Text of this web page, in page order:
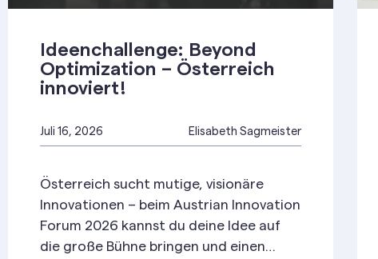
Ideenchallenge: Beyond
Optimization – Österreich
innoviert!
Juli 16, 2026 Elisabeth Sagmeister
Österreich sucht mutige, visionäre
Innovationen – beim Austrian Innovation
Forum 2026 kannst du deine Idee auf
die große Bühne bringen und einen